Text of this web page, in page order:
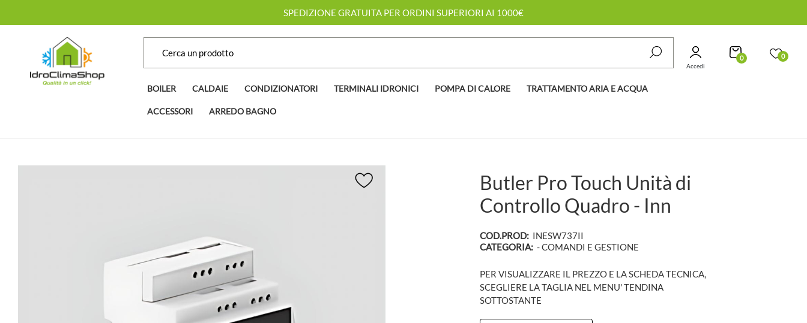
SPEDIZIONE GRATUITA PER ORDINI SUPERIORI AI 1000€
BOILER CALDAIE CONDIZIONATORI TERMINALI IDRONICI POMPA DI CALORE TRATTAMENTO ARIA E ACQUA
ACCESSORI ARREDO BAGNO
Accedi
0 0
Butler Pro Touch Unità di
Controllo Quadro - Inn
COD.PROD: INESW737II
CATEGORIA: - COMANDI E GESTIONE
PER VISUALIZZARE IL PREZZO E LA SCHEDA TECNICA,
SCEGLIERE LA TAGLIA NEL MENU' TENDINA
SOTTOSTANTE